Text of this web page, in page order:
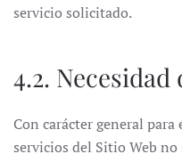
servicio solicitado.
4.2. Necesidad
Con carácter general
servicios del Sitio Web